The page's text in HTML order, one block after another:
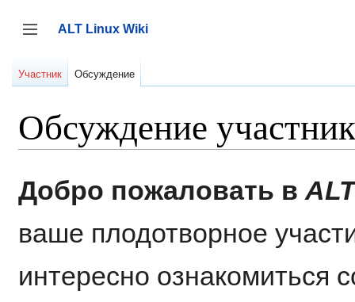
содержанию
Переключить боковую панель
ALT Linux Wiki
Участник Обсуждение
Обсуждение
Добро пожаловать в
ваше плодотворное
интересно ознакомиться